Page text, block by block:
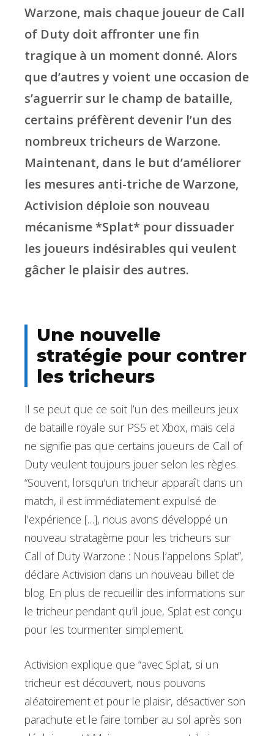
Warzone, mais chaque joueur de Call
of Duty doit affronter une fin
tragique à un moment donné. Alors
que d’autres y voient une occasion de
s’aguerrir sur le champ de bataille,
certains préfèrent devenir l’un des
nombreux tricheurs de Warzone.
Maintenant, dans le but d’améliorer
les mesures anti-triche de Warzone,
Activision déploie son nouveau
mécanisme *Splat* pour dissuader
les joueurs indésirables qui veulent
gâcher le plaisir des autres.
Une nouvelle
stratégie pour contrer
les tricheurs
Il se peut que ce soit l’un des meilleurs jeux
de bataille royale sur PS5 et Xbox, mais cela
ne signifie pas que certains joueurs de Call of
Duty veulent toujours jouer selon les règles.
“Souvent, lorsqu’un tricheur apparaît dans un
match, il est immédiatement expulsé de
l’expérience […], nous avons développé un
nouveau stratagème pour les tricheurs sur
Call of Duty Warzone : Nous l’appelons Splat”,
déclare Activision dans un nouveau billet de
blog. En plus de recueillir des informations sur
le tricheur pendant qu’il joue, Splat est conçu
pour les tourmenter simplement.
Activision explique que “avec Splat, si un
tricheur est découvert, nous pouvons
aléatoirement et pour le plaisir, désactiver son
parachute et le faire tomber au sol après son